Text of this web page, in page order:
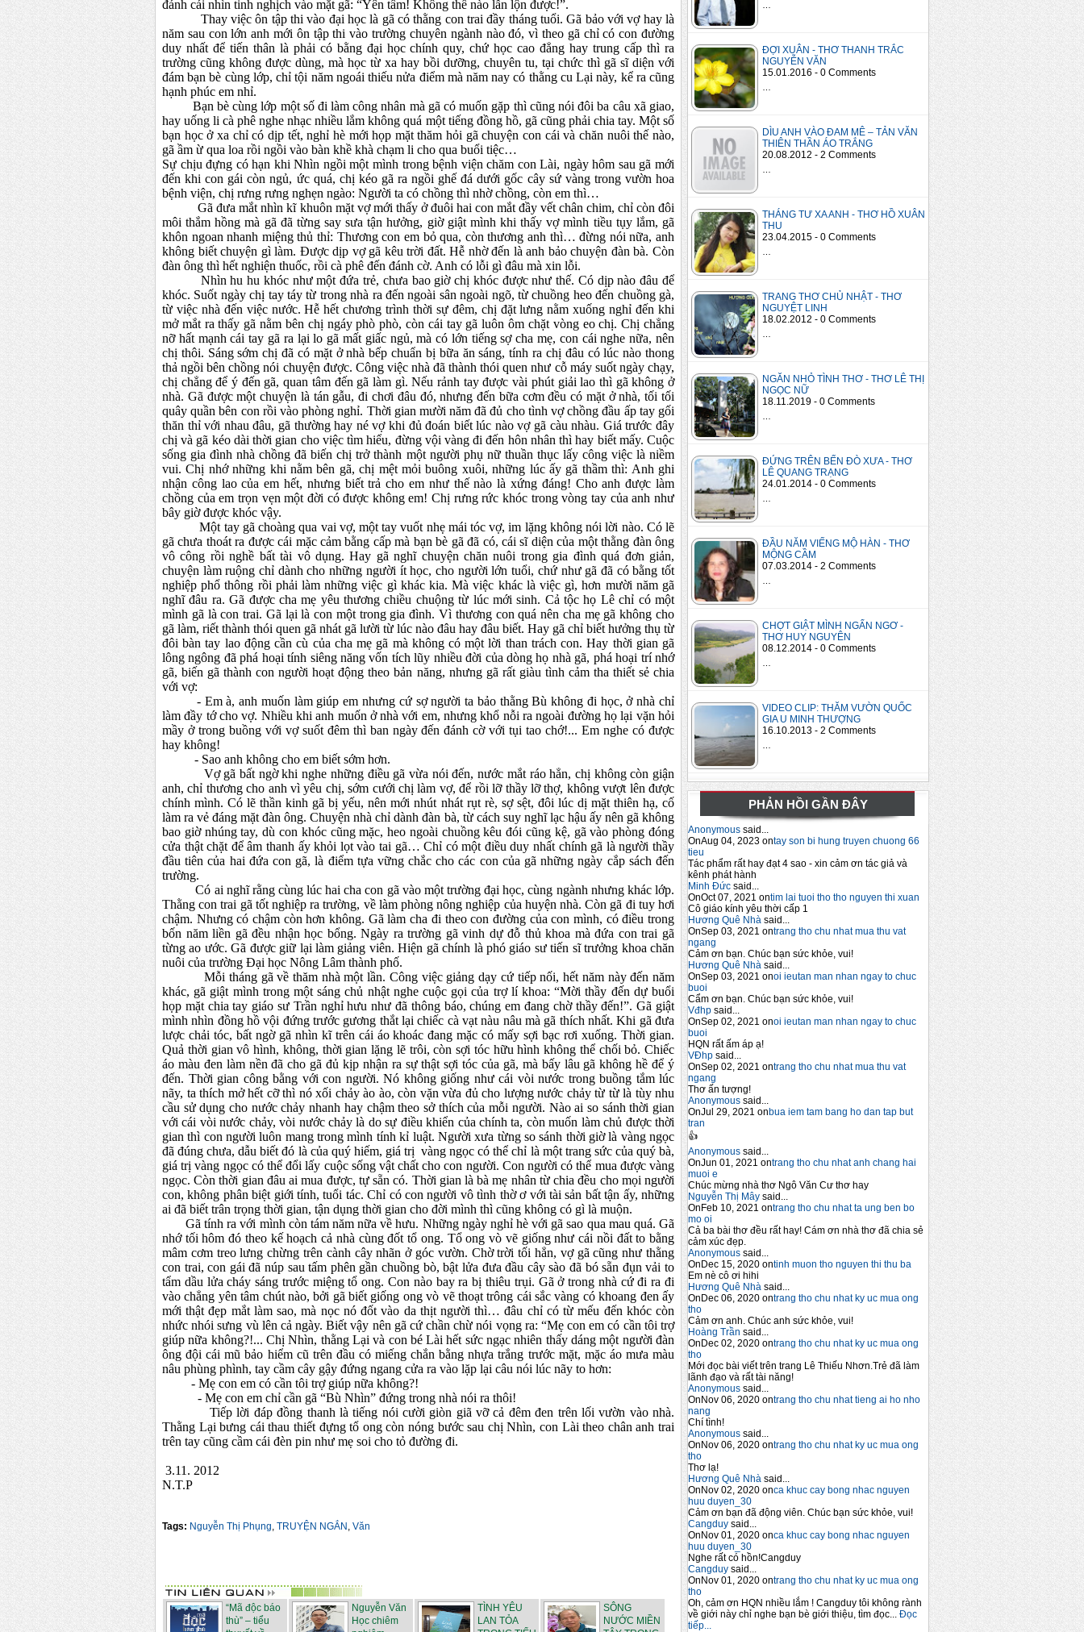
ĐỢI XUÂN - THƠ THANH TRẮC
NGUYỄN VĂN
15.01.2016 - 0 Comments
DÌU ANH VÀO ĐAM MÊ – TẢN VĂN
THIÊN THẦN ÁO TRẮNG
20.08.2012 - 2 Comments
THÁNG TƯ XA ANH - THƠ HỒ XUÂN
THU
23.04.2015 - 0 Comments
TRANG THƠ CHỦ NHẬT - THƠ
NGUYỆT LINH
18.02.2012 - 0 Comments
NGĂN NHỎ TÌNH THƠ - THƠ LÊ THỊ
NGỌC NỮ
18.11.2019 - 0 Comments
ĐỨNG TRÊN BẾN ĐÒ XƯA - THƠ
LÊ QUANG TRẠNG
24.01.2014 - 0 Comments
ĐẦU NĂM VIẾNG MỘ HÀN - THƠ
MỘNG CẦM
07.03.2014 - 2 Comments
CHỢT GIẬT MÌNH NGẨN NGƠ -
THƠ HUY NGUYÊN
08.12.2014 - 0 Comments
VIDEO CLIP: THĂM VƯỜN QUỐC
GIA U MINH THƯỢNG
16.10.2013 - 2 Comments
PHẢN HỒI GẦN ĐÂY
Anonymous said...
OnAug 04, 2023 ontay son bi hung truyen chuong 66
tieu
Tác phẩm rất hay đạt 4 sao - xin cảm ơn tác giả và
kênh phát hành
Minh Đức said...
OnOct 07, 2021 ontim lai tuoi tho tho nguyen thi xuan
Cô giáo kính yêu thời cấp 1
Hương Quê Nhà said...
OnSep 03, 2021 ontrang tho chu nhat mua thu vat
ngang
Cảm ơn bạn. Chúc bạn sức khỏe, vui!
Hương Quê Nhà said...
OnSep 03, 2021 onoi ieutan man nhan ngay to chuc
buoi
Cẩm ơn bạn. Chúc bạn sức khỏe, vui!
Vđhp said...
OnSep 02, 2021 onoi ieutan man nhan ngay to chuc
buoi
HQN rất ấm áp ạ!
VĐhp said...
OnSep 02, 2021 ontrang tho chu nhat mua thu vat
ngang
Thơ ấn tượng!
Anonymous said...
OnJul 29, 2021 onbua iem tam bang ho dan tap but
tran
👍
Anonymous said...
OnJun 01, 2021 ontrang tho chu nhat anh chang hai
muoi e
Chúc mừng nhà thơ Ngô Văn Cư thơ hay
Nguyễn Thị Mây said...
OnFeb 10, 2021 ontrang tho chu nhat ta ung ben bo
mo oi
Cả ba bài thơ đều rất hay! Cám ơn nhà thơ đã chia sẻ
cảm xúc đẹp.
Anonymous said...
OnDec 15, 2020 ontinh muon tho nguyen thi thu ba
Em nè cô ơi hihi
Hương Quê Nhà said...
OnDec 06, 2020 ontrang tho chu nhat ky uc mua ong
tho
Cảm ơn anh. Chúc anh sức khỏe, vui!
Hoàng Trần said...
OnDec 02, 2020 ontrang tho chu nhat ky uc mua ong
tho
Mới đọc bài viết trên trang Lê Thiếu Nhơn.Trẻ đã làm
lãnh đạo và rất tài năng!
Anonymous said...
OnNov 06, 2020 ontrang tho chu nhat tieng ai ho nho
nang
Chí tình!
Anonymous said...
OnNov 06, 2020 ontrang tho chu nhat ky uc mua ong
tho
Thơ lạ!
Hương Quê Nhà said...
OnNov 02, 2020 onca khuc cay bong nhac nguyen
huu duyen_30
Cảm ơn bạn đã động viên. Chúc bạn sức khỏe, vui!
Cangduy said...
OnNov 01, 2020 onca khuc cay bong nhac nguyen
huu duyen_30
Nghe rất có hồn!Cangduy
Cangduy said...
OnNov 01, 2020 ontrang tho chu nhat ky uc mua ong
tho
Oh, cảm ơn HQN nhiều lắm ! Cangduy tôi không rành
về giới này chỉ nghe bạn bè giới thiệu, tìm đọc... Đọc
tiếp...
đánh cái nhìn tinh nghịch vào mặt gã: “Yên tâm! Không thể nào lẫn lộn được!”.
Thay việc ôn tập thi vào đại học là gã có thằng con trai đầy tháng tuổi. Gã bảo với vợ hay là
năm sau con lớn anh mới ôn tập thi vào trường chuyên ngành nào đó, vì theo gã chỉ có con đường
duy nhất để tiến thân là phải có bằng đại học chính quy, chứ học cao đẳng hay trung cấp thì ra
trường cũng không được dùng, mà học từ xa hay bồi dưỡng, chuyên tu, tại chức thì gã sĩ diện với
đám bạn bè cùng lớp, chỉ tội năm ngoái thiếu nửa điểm mà năm nay có thằng cu Lại này, kể ra cũng
hạnh phúc em nhỉ.
Bạn bè cùng lớp một số đi làm công nhân mà gã có muốn gặp thì cũng nói đôi ba câu xã giao,
hay uống li cà phê nghe nhạc nhiều lắm không quá một tiếng đồng hồ, gã cũng phải chia tay. Một số
bạn học ở xa chỉ có dịp tết, nghỉ hè mới họp mặt thăm hỏi gã chuyện con cái và chăn nuôi thế nào,
gã ầm ừ qua loa rồi ngồi vào bàn khề khà chạm li cho qua buổi tiệc…
Sự chịu đựng có hạn khi Nhìn ngồi một mình trong bệnh viện chăm con Lài, ngày hôm sau gã mới
đến khi con gái còn ngủ, ức quá, chị kéo gã ra ngồi ghế đá dưới gốc cây sứ vàng trong vườn hoa
bệnh viện, chị rưng rưng nghẹn ngào: Người ta có chồng thì nhờ chồng, còn em thì…
Gã đưa mắt nhìn kĩ khuôn mặt vợ mới thấy ở đuôi hai con mắt đầy vết chân chim, chỉ còn đôi
môi thắm hồng mà gã đã từng say sưa tận hưởng, giờ giật mình khi thấy vợ mình tiều tụy lắm, gã
khôn ngoan nhanh miệng thủ thỉ: Thương con em bỏ qua, còn thương anh thì… đừng nói nữa, anh
không biết chuyện gì làm. Được dịp vợ gã kêu trời đất. Hễ nhờ đến là anh bảo chuyện đàn bà. Còn
đàn ông thì hết nghiện thuốc, rồi cà phê đến đánh cờ. Anh có lỗi gì đâu mà xin lỗi.
Nhìn hu hu khóc như một đứa trẻ, chưa bao giờ chị khóc được như thế. Có dịp nào đâu để
khóc. Suốt ngày chị tay táy từ trong nhà ra đến ngoài sân ngoài ngõ, từ chuồng heo đến chuồng gà,
từ việc nhà đến việc nước. Hễ hết chương trình thời sự đêm, chị đặt lưng nằm xuống nghỉ đến khi
mở mắt ra thấy gã nằm bên chị ngáy phò phò, còn cái tay gã luôn ôm chặt vòng eo chị. Chị chẳng
nỡ hất mạnh cái tay gã ra lại lo gã mất giấc ngủ, mà có lớn tiếng sợ cha mẹ, con cái nghe nữa, nên
chị thôi. Sáng sớm chị đã có mặt ở nhà bếp chuẩn bị bữa ăn sáng, tính ra chị đâu có lúc nào thong
thả ngồi bên chồng nói chuyện được. Công việc nhà đã thành thói quen như cỗ máy suốt ngày chạy,
chị chẳng để ý đến gã, quan tâm đến gã làm gì. Nếu rảnh tay được vài phút giải lao thì gã không ở
nhà. Gã được một chuyện là tán gẫu, đi chơi đâu đó, nhưng đến bữa cơm đều có mặt ở nhà, tối tối
quây quần bên con rồi vào phòng nghỉ. Thời gian mười năm đã đủ cho tình vợ chồng đầu ấp tay gối
thăn thỉ với nhau đâu, gã thường hay né vợ khi đủ đoán biết lúc nào vợ gã càu nhàu. Giá trước đây
chị và gã kéo dài thời gian cho việc tìm hiểu, đừng vội vàng đi đến hôn nhân thì hay biết mấy. Cuộc
sống gia đình nhà chồng đã biến chị trở thành một người phụ nữ thuần thục lấy công việc là niềm
vui. Chị nhớ những khi nằm bên gã, chị mệt mỏi buông xuôi, những lúc ấy gã thầm thì: Anh ghi
nhận công lao của em hết, nhưng biết trả cho em như thế nào là xứng đáng! Cho anh được làm
chồng của em trọn vẹn một đời có được không em! Chị rưng rức khóc trong vòng tay của anh như
bây giờ được khóc vậy.
Một tay gã choàng qua vai vợ, một tay vuốt nhẹ mái tóc vợ, im lặng không nói lời nào. Có lẽ
gã chưa thoát ra được cái mặc cảm bằng cấp mà bạn bè gã đã có, cái sĩ diện của một thằng đàn ông
vô công rồi nghề bất tài vô dụng. Hay gã nghĩ chuyện chăn nuôi trong gia đình quá đơn giản,
chuyện làm ruộng chỉ dành cho những người ít học, cho người lớn tuổi, chứ như gã đã có bằng tốt
nghiệp phổ thông rồi phải làm những việc gì khác kia. Mà việc khác là việc gì, hơn mười năm gã
nghĩ đâu ra. Gã được cha mẹ yêu thương chiều chuộng từ lúc mới sinh. Cả tộc họ Lê chỉ có một
mình gã là con trai. Gã lại là con một trong gia đình. Vì thương con quá nên cha mẹ gã không cho
gã làm, riết thành thói quen gã nhát gã lười từ lúc nào đâu hay đâu biết. Hay gã chỉ biết hưởng thụ từ
đôi bàn tay lao động cần cù của cha mẹ gã mà không có một lời than trách con. Hay thời gian gã
lông ngông đã phá hoại tính siêng năng vốn tích lũy nhiều đời của dòng họ nhà gã, phá hoại trí nhớ
gã, biến gã thành con người hoạt động theo bản năng, nhưng gã rất giàu tình cảm tha thiết sẻ chia
với vợ:
- Em à, anh muốn làm giúp em nhưng cứ sợ người ta bảo thằng Bù không đi học, ở nhà chỉ
làm đầy tớ cho vợ. Nhiều khi anh muốn ở nhà với em, nhưng khổ nỗi ra ngoài đường họ lại vặn hỏi
mầy ở trong buồng với vợ suốt đêm thì ban ngày đến đánh cờ với tụi tao chớ!... Em nghe có được
hay không!
- Sao anh không cho em biết sớm hơn.
Vợ gã bất ngờ khi nghe những điều gã vừa nói đến, nước mắt ráo hẳn, chị không còn giận
anh, chỉ thương cho anh vì yêu chị, sớm cưới chị làm vợ, để rồi lỡ thầy lỡ thợ, không vượt lên được
chính mình. Có lẽ thần kinh gã bị yếu, nên mới nhút nhát rụt rè, sợ sệt, đôi lúc dị mặt thiên hạ, cố
làm ra vẻ đáng mặt đàn ông. Chuyện nhà chỉ dành đàn bà, từ cách suy nghĩ lạc hậu ấy nên gã không
bao giờ nhúng tay, dù con khóc cũng mặc, heo ngoài chuồng kêu đói cũng kệ, gã vào phòng đóng
cửa thật chặt để âm thanh ấy khỏi lọt vào tai gã… Chỉ có một điều duy nhất chính gã là người thầy
đầu tiên của hai đứa con gã, là điểm tựa vững chắc cho các con của gã những ngày cắp sách đến
trường.
Có ai nghĩ rằng cùng lúc hai cha con gã vào một trường đại học, cùng ngành nhưng khác lớp.
Thằng con trai gã tốt nghiệp ra trường, về làm phòng nông nghiệp của huyện nhà. Còn gã đi tuy hơi
chậm. Nhưng có chậm còn hơn không. Gã làm cha đi theo con đường của con mình, có điều trong
bốn năm liền gã đều nhận học bổng. Ngày ra trường gã vinh dự đỗ thủ khoa mà đứa con trai gã
từng ao ước. Gã được giữ lại làm giảng viên. Hiện gã chính là phó giáo sư tiến sĩ trưởng khoa chăn
nuôi của trường Đại học Nông Lâm thành phố.
Mỗi tháng gã về thăm nhà một lần. Công việc giảng dạy cứ tiếp nối, hết năm này đến năm
khác, gã giật mình trong một sáng chủ nhật nghe cuộc gọi của trợ lí khoa: “Mời thầy đến dự buổi
họp mặt chia tay giáo sư Trần nghỉ hưu như đã thông báo, chúng em đang chờ thầy đến!”. Gã giật
mình nhìn đồng hồ vội đứng trước gương thắt lại chiếc cà vạt nàu nâu mà gã thích nhất. Khi gã đưa
lược chải tóc, bất ngờ gã nhìn kĩ trên cái áo khoác đang mặc có mấy sợi bạc rơi xuống. Thời gian.
Quả thời gian vô hình, không, thời gian lặng lẽ trôi, còn sợi tóc hữu hình không thể chối bỏ. Chiếc
áo màu đen làm nền đã cho gã đủ kịp nhận ra sự thật sợi tóc của gã, mà bấy lâu gã không hề để ý
đến. Thời gian công bằng với con người. Nó không giống như cái vòi nước trong buồng tắm lúc
nãy, ta thích mở hết cỡ thì nó xối chảy ào ào, còn vặn vừa đủ cho lượng nước chảy từ từ là tùy nhu
cầu sử dụng cho nước chảy nhanh hay chậm theo sở thích của mỗi người. Nào ai so sánh thời gian
với cái vòi nước chảy, vòi nước chảy là do sự điều khiển của chính ta, còn muốn làm chủ được thời
gian thì con người luôn mang trong mình tính kỉ luật. Người xưa từng so sánh thời giờ là vàng ngọc
đã đúng chưa, dẫu biết đó là của quý hiếm, giá trị vàng ngọc có thể chỉ là một trang sức của quý bà,
giá trị vàng ngọc có thể đổi lấy cuộc sống vật chất cho con người. Con người có thể mua được vàng
ngọc. Còn thời gian đâu ai mua được, tự sẵn có. Thời gian là bà mẹ nhân từ chia đều cho mọi người
con, không phân biệt giới tính, tuổi tác. Chỉ có con người vô tình thờ ơ với tài sản bất tận ấy, những
ai đã biết trân trọng thời gian, tận dụng thời gian cho đời mình thì cũng không có gì là muộn.
Gã tính ra với mình còn tám năm nữa về hưu. Những ngày nghỉ hè với gã sao qua mau quá. Gã
nhớ tối hôm đó theo kế hoạch cả nhà cùng đốt tổ ong. Tổ ong vò vẽ giống như cái nồi đất to bằng
mâm cơm treo lưng chừng trên cành cây nhãn ở góc vườn. Chờ trời tối hẳn, vợ gã cũng như thằng
con trai, con gái đã núp sau tấm phên gần chuồng bò, bật lửa đưa đầu cây sào đã bó sẵn đụn vải to
tẩm dầu lửa cháy sáng trước miệng tổ ong. Con nào bay ra bị thiêu trụi. Gã ở trong nhà cứ đi ra đi
vào chẳng yên tâm chút nào, bởi gã biết giống ong vò vẽ thoạt trông cái sắc vàng có khoang đen ấy
mới thật đẹp mắt làm sao, mà nọc nó đốt vào da thịt người thì… đâu chỉ có từ mếu đến khóc còn
nhức nhói sưng vù lên cả ngày. Biết vậy nên gã cứ chần chừ nói vọng ra: “Mẹ con em có cần tôi trợ
giúp nữa không?!... Chị Nhìn, thằng Lại và con bé Lài hết sức ngạc nhiên thấy dáng một người đàn
ông đội cái mũ bảo hiểm cũ trên đầu có miếng chắn bằng nhựa trắng trước mặt, mặc áo mưa màu
nâu phùng phình, tay cầm cây gậy đứng ngang cửa ra vào lặp lại câu nói lúc nãy to hơn:
- Mẹ con em có cần tôi trợ giúp nữa không?!
- Mẹ con em chỉ cần gã “Bù Nhìn” đứng trong nhà nói ra thôi!
Tiếp lời đáp đồng thanh là tiếng nói cười giòn giã vỡ cả đêm đen trên lối vườn vào nhà.
Thằng Lại bưng cái thau thiết đựng tổ ong còn nóng bước sau chị Nhìn, con Lài theo chân anh trai
trên tay cũng cầm cái đèn pin như mẹ soi cho tỏ đường đi.
3.11. 2012
N.T.P
Tags: Nguyễn Thị Phụng, TRUYỆN NGẮN , Văn
“Mã độc báo
thù” – tiểu
Nguyễn Văn
Học chiêm
TÌNH YÊU
LAN TỎA
SÔNG
NƯỚC MIỀN